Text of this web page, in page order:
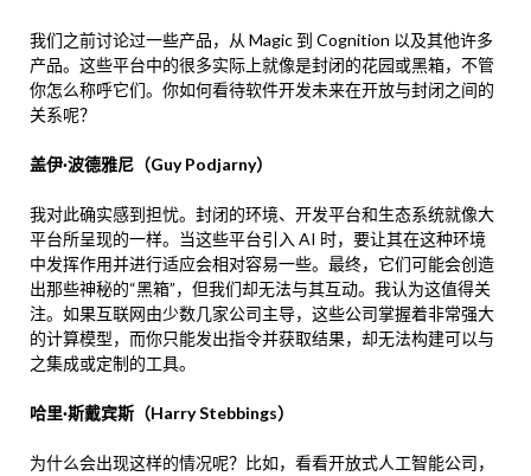
我们之前讨论过一些产品，从 Magic 到 Cognition 以及其他许多
产品。这些平台中的很多实际上就像是封闭的花园或黑箱，不管
你怎么称呼它们。你如何看待软件开发未来在开放与封闭之间的
关系呢？
盖伊·波德雅尼（Guy Podjarny）
我对此确实感到担忧。封闭的环境、开发平台和生态系统就像大
平台所呈现的一样。当这些平台引入 AI 时，要让其在这种环境
中发挥作用并进行适应会相对容易一些。最终，它们可能会创造
出那些神秘的“黑箱”，但我们却无法与其互动。我认为这值得关
注。如果互联网由少数几家公司主导，这些公司掌握着非常强大
的计算模型，而你只能发出指令并获取结果，却无法构建可以与
之集成或定制的工具。
哈里·斯戴宾斯（Harry Stebbings）
为什么会出现这样的情况呢？比如，看看开放式人工智能公司，